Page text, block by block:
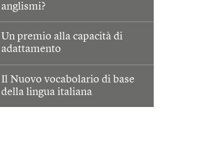
anglismi?
Un premio alla capacità di
adattamento
Il Nuovo vocabolario di base
della lingua italiana